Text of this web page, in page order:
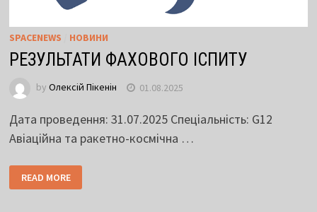
SPACENEWS НОВИНИ
РЕЗУЛЬТАТИ ФАХОВОГО ІСПИТУ
by Олексій Пікенін 01.08.2025
Дата проведення: 31.07.2025 Спеціальність: G12
Авіаційна та ракетно-космічна …
READ MORE